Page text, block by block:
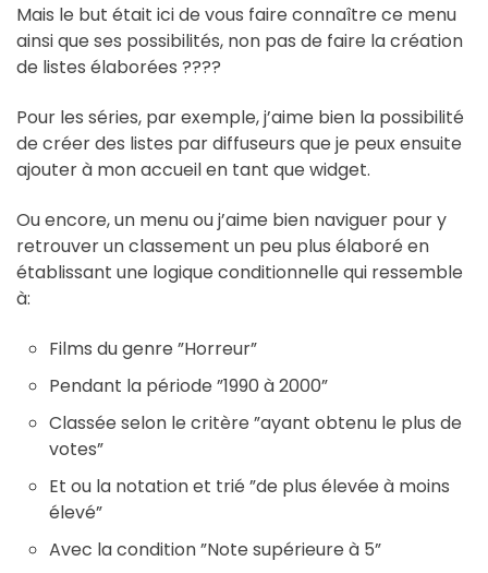
Mais le but était ici de vous faire connaître ce menu
ainsi que ses possibilités, non pas de faire la création
de listes élaborées ????
Pour les séries, par exemple, j’aime bien la possibilité
de créer des listes par diffuseurs que je peux ensuite
ajouter à mon accueil en tant que widget.
Ou encore, un menu ou j’aime bien naviguer pour y
retrouver un classement un peu plus élaboré en
établissant une logique conditionnelle qui ressemble
à:
Films du genre ”Horreur”
Pendant la période ”1990 à 2000”
Classée selon le critère ”ayant obtenu le plus de
votes”
Et ou la notation et trié ”de plus élevée à moins
élevé”
Avec la condition ”Note supérieure à 5”